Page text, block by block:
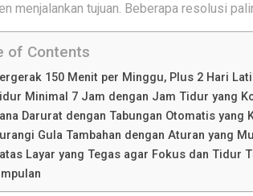
menjalankan tujuan. Beberapa resolusi
of Contents
150 Menit per Minggu, Plus 2 Hari
Minimal 7 Jam dengan Jam Tidur yang
Darurat dengan Tabungan Otomatis yang
Gula Tambahan dengan Aturan yang
Layar yang Tegas agar Fokus dan Tidur